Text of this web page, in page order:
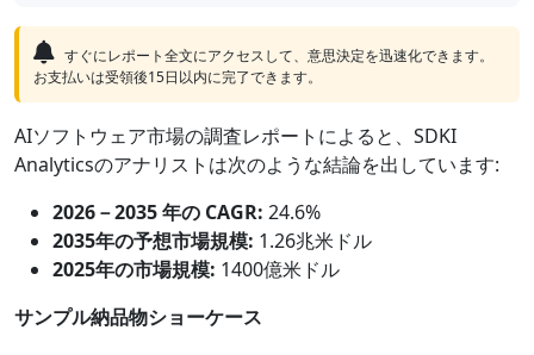
すぐにレポート全文にアクセスして、意思決定を迅速化できます。
お支払いは受領後15日以内に完了できます。
AIソフトウェア市場の調査レポートによると、SDKI
Analyticsのアナリストは次のような結論を出しています:
2026－2035 年の CAGR: 24.6%
2035年の予想市場規模: 1.26兆米ドル
2025年の市場規模: 1400億米ドル
サンプル納品物ショーケース